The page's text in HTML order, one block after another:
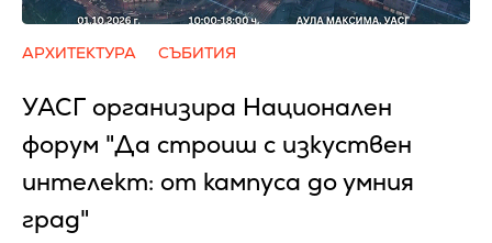
АРХИТЕКТУРА СЪБИТИЯ
УАСГ организира Национален
форум "Да строиш с изкуствен
интелект: от кампуса до умния
град"